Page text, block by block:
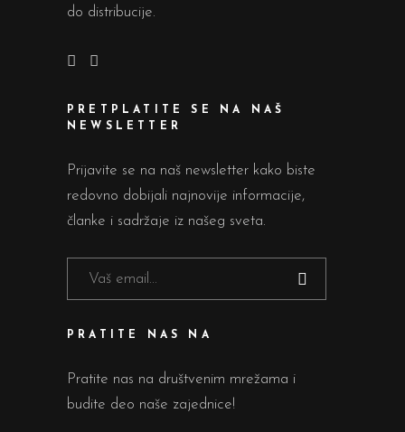
do distribucije.
PRETPLATITE SE NA NAŠ
NEWSLETTER
Prijavite se na naš newsletter kako biste
redovno dobijali najnovije informacije,
članke i sadržaje iz našeg sveta.
PRATITE NAS NA
Pratite nas na društvenim mrežama i
budite deo naše zajednice!